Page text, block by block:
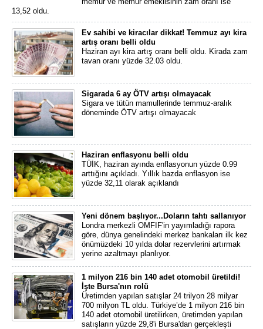
13,52 oldu.
Ev sahibi ve kiracılar dikkat! Temmuz ayı kira
artış oranı belli oldu
Haziran ayı kira artış oranı belli oldu. Kirada zam
tavan oranı yüzde 32.03 oldu.
Sigarada 6 ay ÖTV artışı olmayacak
Sigara ve tütün mamullerinde temmuz-aralık
döneminde ÖTV artışı olmayacak
Haziran enflasyonu belli oldu
TÜİK, haziran ayında enflasyonun yüzde 0.99
arttığını açıkladı. Yıllık bazda enflasyon ise
yüzde 32,11 olarak açıklandı
Yeni dönem başlıyor...Doların tahtı sallanıyor
Londra merkezli OMFIF'in yayımladığı rapora
göre, dünya genelindeki merkez bankaları ilk kez
önümüzdeki 10 yılda dolar rezervlerini artırmak
yerine azaltmayı planlıyor.
1 milyon 216 bin 140 adet otomobil üretildi!
İşte Bursa'nın rolü
Üretimden yapılan satışlar 24 trilyon 28 milyar
700 milyon TL oldu. Türkiye’de 1 milyon 216 bin
140 adet otomobil üretilirken, üretimden yapılan
satışların yüzde 29,8'i Bursa'dan gerçekleşti